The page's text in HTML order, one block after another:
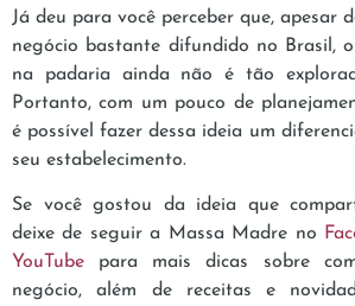
Já deu para você perceber que, apesar
negócio bastante difundido no Brasil,
na padaria ainda não é tão
Portanto, com um pouco de
é possível fazer dessa ideia um
seu estabelecimento.
Se você gostou da ideia que
deixe de seguir a Massa Madre no
YouTube para mais dicas sobre
negócio, além de receitas e